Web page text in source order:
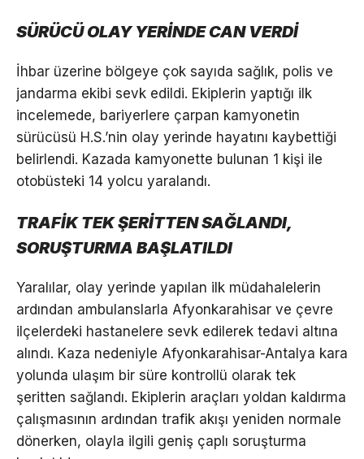
SÜRÜCÜ OLAY YERİNDE CAN VERDİ
İhbar üzerine bölgeye çok sayıda sağlık, polis ve
jandarma ekibi sevk edildi. Ekiplerin yaptığı ilk
incelemede, bariyerlere çarpan kamyonetin
sürücüsü H.S.’nin olay yerinde hayatını kaybettiği
belirlendi. Kazada kamyonette bulunan 1 kişi ile
otobüsteki 14 yolcu yaralandı.
TRAFİK TEK ŞERİTTEN SAĞLANDI,
SORUŞTURMA BAŞLATILDI
Yaralılar, olay yerinde yapılan ilk müdahalelerin
ardından ambulanslarla Afyonkarahisar ve çevre
ilçelerdeki hastanelere sevk edilerek tedavi altına
alındı. Kaza nedeniyle Afyonkarahisar-Antalya kara
yolunda ulaşım bir süre kontrollü olarak tek
şeritten sağlandı. Ekiplerin araçları yoldan kaldırma
çalışmasının ardından trafik akışı yeniden normale
dönerken, olayla ilgili geniş çaplı soruşturma